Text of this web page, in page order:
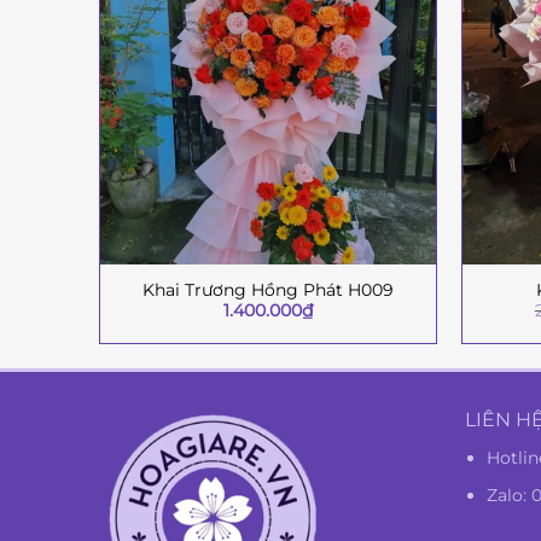
Khai Trương Hồng Phát H009
1.400.000₫
LIÊN
Zalo: